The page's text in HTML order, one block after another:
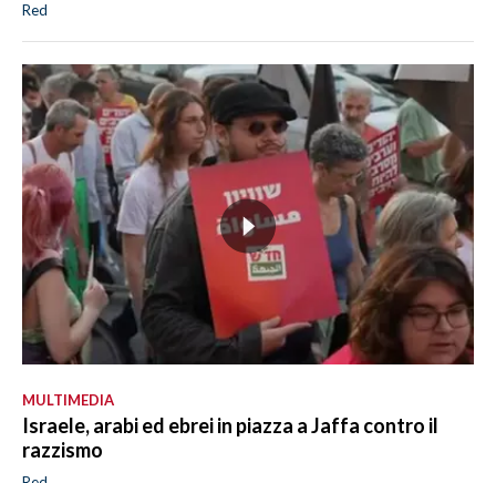
Red
MULTIMEDIA
Israele, arabi ed ebrei in piazza a Jaffa contro il
razzismo